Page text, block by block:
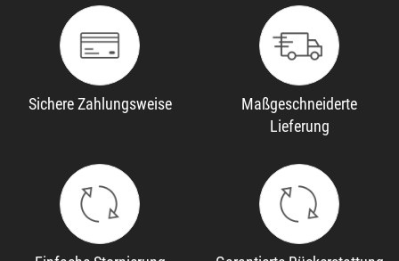
Sichere Zahlungsweise
Maßgeschneiderte
Lieferung